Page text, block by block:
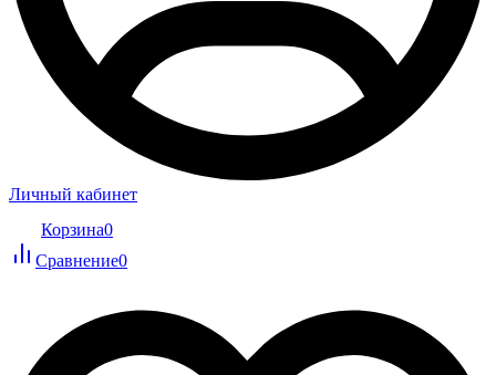
Личный кабинет
Корзина0
Сравнение0